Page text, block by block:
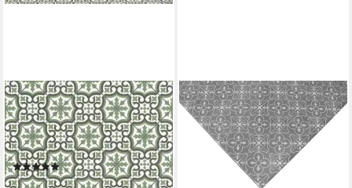
INTERNETHANDEL PFORDT
Vinylboden Vinylboden Retro
Fliese grün Cv Belag in 2
Meter breite
(2)
ab 20,00 €